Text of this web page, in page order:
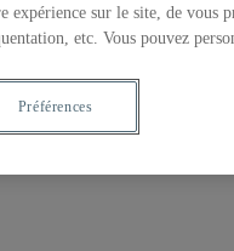
expérience sur le site, de vous
etc. Vous pouvez
Préférences